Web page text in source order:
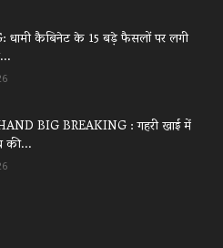
धामी कैबिनेट के 15 बड़े फैसलों पर लगी
BIG BREAKING : गहरी खाई में
की...